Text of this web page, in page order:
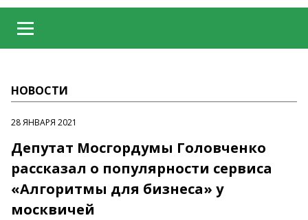
НОВОСТИ
28 ЯНВАРЯ 2021
Депутат Мосгордумы Головченко
рассказал о популярности сервиса
«Алгоритмы для бизнеса» у
москвичей